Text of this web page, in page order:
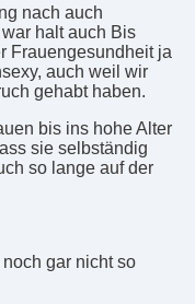
nach auch
halt auch Bis
Frauengesundheit ja
auch weil wir
gehabt haben.
bis ins hohe Alter
sie selbständig
so lange auf der
gar nicht so